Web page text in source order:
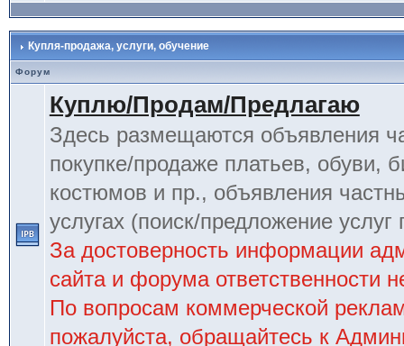
Купля-продажа, услуги, обучение
Форум
Куплю/Продам/Предлагаю
Здесь размещаются объявления
покупке/продаже платьев, обуви,
костюмов и пр., объявления
услугах (поиск/предложение
За достоверность информации
сайта и форума ответственности
По вопросам коммерческой
пожалуйста, обращайтесь к